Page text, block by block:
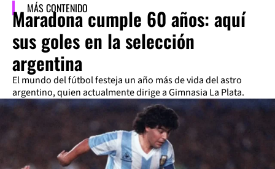
MÁS CONTENIDO
Maradona cumple 60 años: aquí
sus goles en la selección
argentina
El mundo del fútbol festeja un año más de vida del astro
argentino, quien actualmente dirige a Gimnasia La Plata.